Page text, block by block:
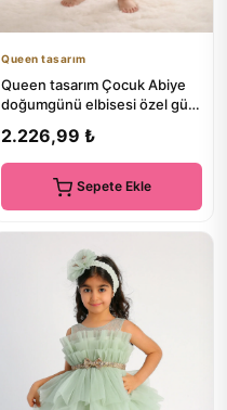
Queen tasarım
Queen tasarım Çocuk Abiye
doğumgünü elbisesi özel gün
2.226,99 ₺
Sepete Ekle